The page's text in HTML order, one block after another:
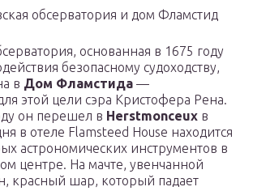
обсерватория и дом Фламстид
основанная в 1675 году
безопасному судоходству,
в Дом Фламстида —
этой цели сэра Кристофера Рена.
он перешел в Herstmonceux в
в отеле Flamsteed House находится
астрономических инструментов в
центре. На мачте, увенчанной
красный шар, который падает